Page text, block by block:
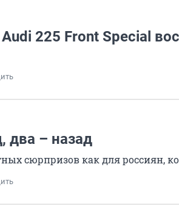
225 Front Special
два – назад
сюрпризов как для россиян,